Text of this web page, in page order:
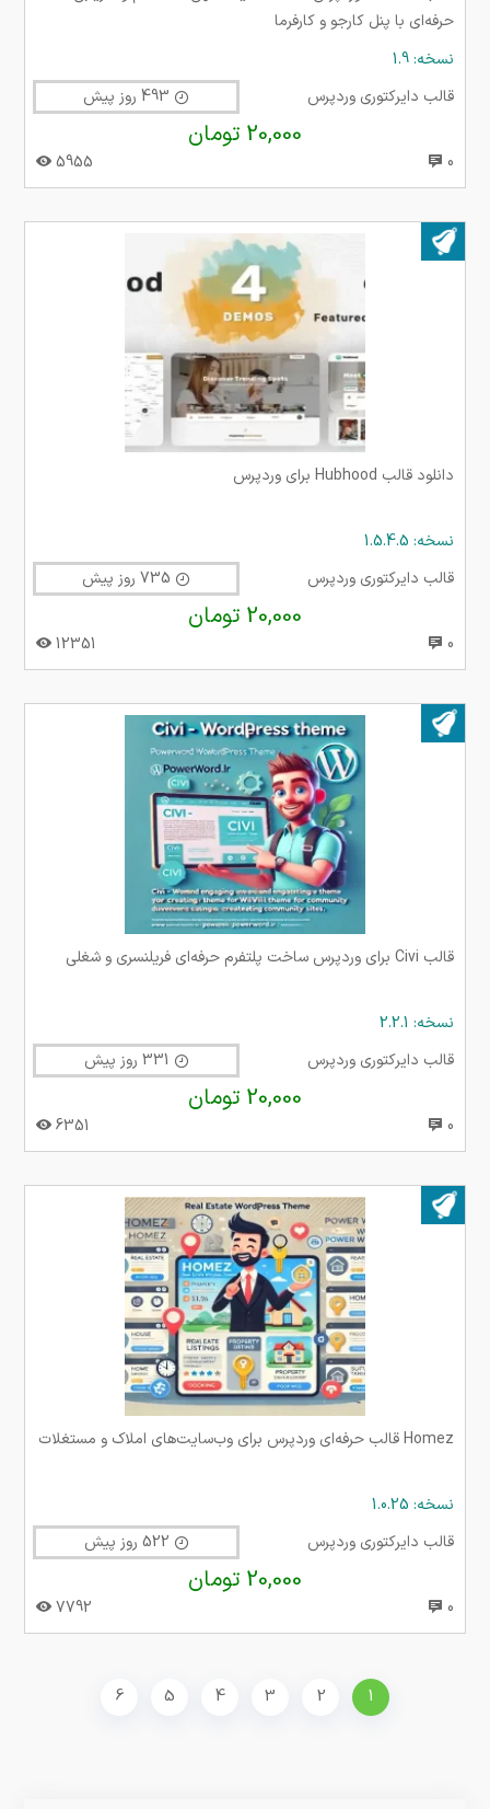
حرفه‌ای با پنل کارجو و کارفرما
نسخه: 1.9
قالب دایرکتوری وردپرس
20,000 تومان
0
5955
دانلود قالب Hubhood برای وردپرس
نسخه: 1.5.4.5
قالب دایرکتوری وردپرس
20,000 تومان
0
12351
بروز شده در ۱۸ شهریور ۱۴۰۴
قالب Civi برای وردپرس ساخت پلتفرم حرفه‌ای فریلنسری و شغلی
نسخه: 2.2.1
قالب دایرکتوری وردپرس
20,000 تومان
0
6351
بروز شده در ۱۲ اسفند ۱۴۰۳
Homez قالب حرفه‌ای وردپرس برای وب‌سایت‌های املاک و مستغلات
نسخه: 1.0.25
قالب دایرکتوری وردپرس
20,000 تومان
0
7792
1
2
3
4
5
6